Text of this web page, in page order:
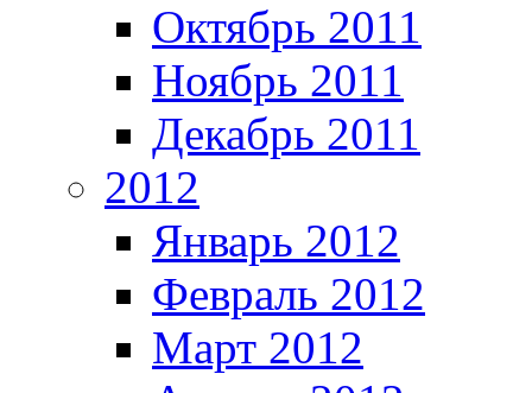
Октябрь 2011
Ноябрь 2011
Декабрь 2011
2012
Январь 2012
Февраль 2012
Март 2012